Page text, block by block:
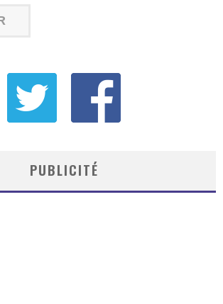
PUBLICITÉ